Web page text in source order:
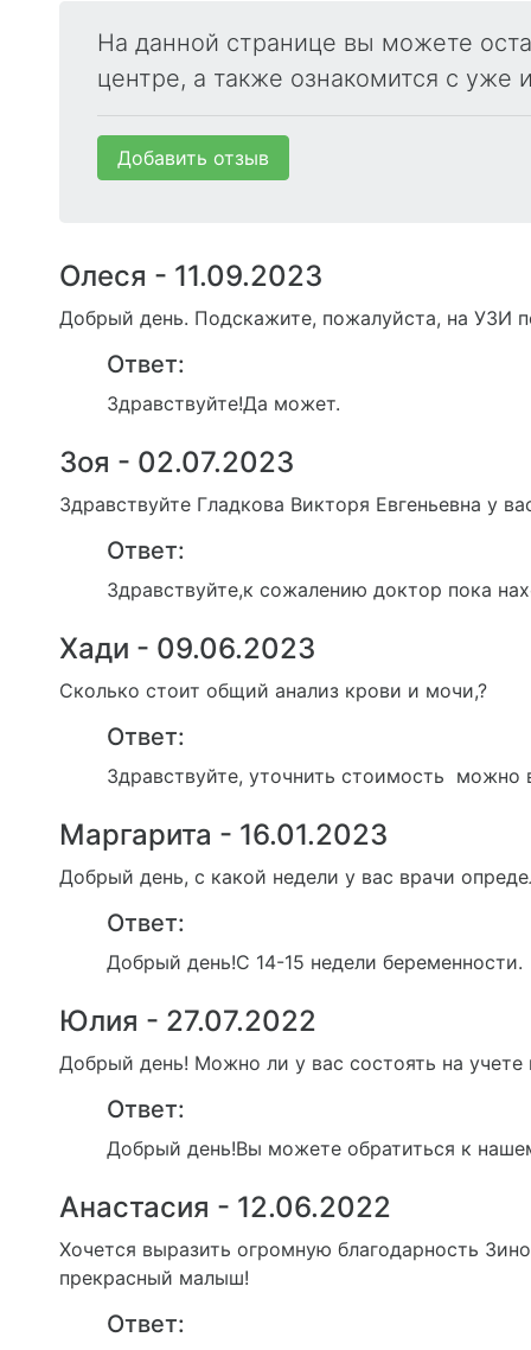
На данной странице вы можете
центре, а также ознакомится с
Добавить отзыв
Олеся - 11.09.2023
Добрый день. Подскажите, пожалуйста, на УЗИ
Ответ:
Здравствуйте!Да может.
Зоя - 02.07.2023
Здравствуйте Гладкова Викторя Евгеньевна у
Ответ:
Здравствуйте,к сожалению доктор пока
Хади - 09.06.2023
Сколько стоит общий анализ крови и мочи,?
Ответ:
Здравствуйте, уточнить стоимость
Маргарита - 16.01.2023
Добрый день, с какой недели у вас врачи
Ответ:
Добрый день!С 14-15 недели беременности.
Юлия - 27.07.2022
Добрый день! Можно ли у вас состоять на
Ответ:
Добрый день!Вы можете обратиться к
Анастасия - 12.06.2022
Хочется выразить огромную благодарность
прекрасный малыш!
Ответ: